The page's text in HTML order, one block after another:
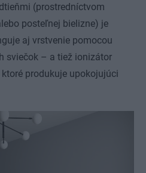
(prostredníctvom
posteľnej bielizne) je
aj vrstvenie pomocou
sviečok – a tiež ionizátor
produkuje upokojujúci